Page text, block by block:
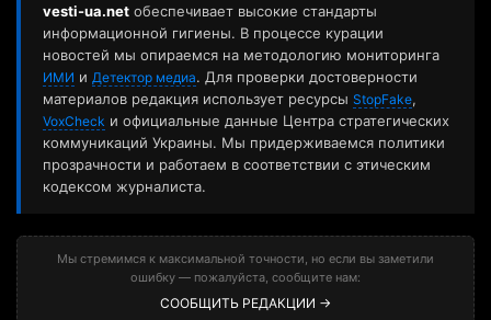
vesti-ua.net обеспечивает высокие стандарты
информационной гигиены. В процессе курации
новостей мы опираемся на методологию мониторинга
ИМИ и Детектор медиа. Для проверки достоверности
материалов редакция использует ресурсы StopFake,
VoxCheck и официальные данные Центра стратегических
коммуникаций Украины. Мы придерживаемся политики
прозрачности и работаем в соответствии с этическим
кодексом журналиста.
Мы стремимся к максимальной точности, но если вы заметили
ошибку — пожалуйста, сообщите нам:
СООБЩИТЬ РЕДАКЦИИ →